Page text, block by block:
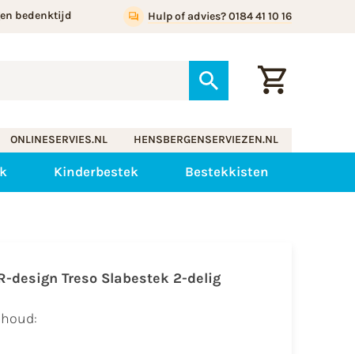
bedenktijd Hulp of advies? 0184 41 10 16
ONLINESERVIES.NL HENSBERGENSERVIEZEN.NL
Kinderbestek Bestekkisten
design Treso Slabestek 2-delig